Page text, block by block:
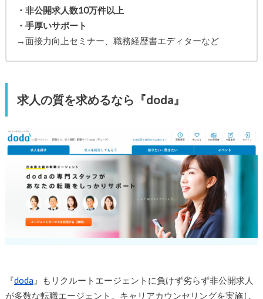
・非公開求人数10万件以上
・手厚いサポート
→面接力向上セミナー、職務経歴書エディターなど
求人の質を求めるなら『doda』
『doda』もリクルートエージェントに負けず劣らず非公開求人
が多数な転職エージェント。キャリアカウンセリングを実施し